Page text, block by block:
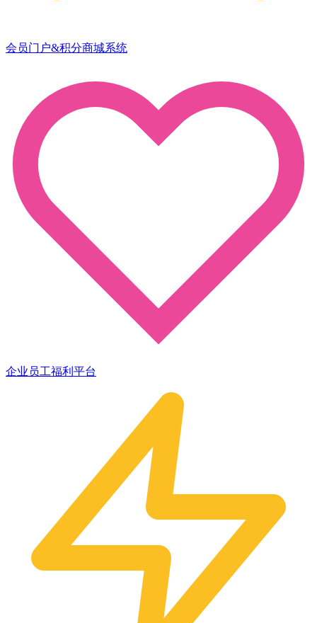
会员门户&积分商城系统
企业员工福利平台